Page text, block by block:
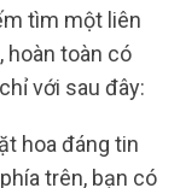
tìm một liên
hoàn toàn có
với sau đây:
hoa đáng tin
trên, bạn có